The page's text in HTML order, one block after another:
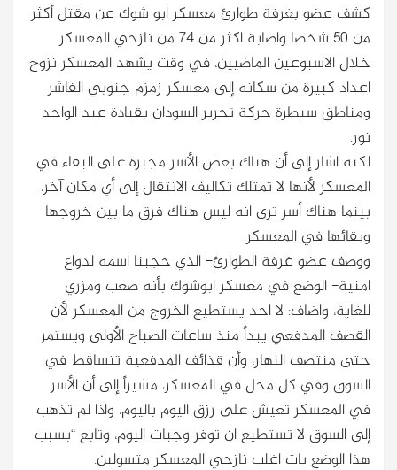
كشف عضو بغرفة طوارئ معسكر ابو شوك عن مقتل أكثر
من 50 شخصا واصابة اكثر من 74 من نازحي المعسكر
خلال الاسبوعين الماضيين، في وقت يشهد المعسكر نزوح
اعداد كبيرة من سكانه إلى معسكر زمزم جنوبي الفاشر
ومناطق سيطرة حركة تحرير السودان بقيادة عبد الواحد
نور.
لكنه اشار إلى أن هناك بعض الأسر مجبرة على البقاء في
المعسكر لأنها لا تمتلك تكاليف الانتقال إلى أي مكان آخر،
بينما هناك أسر ترى انه ليس هناك فرق ما بين خروجها
وبقائها في المعسكر.
ووصف عضو غرفة الطوارئ- الذي حجبنا اسمه لدواع
امنية- الوضع في معسكر ابوشوك بأنه صعب ومزري
للغاية، واضاف: لا احد يستطيع الخروج من المعسكر لأن
القصف المدفعي يبدأ منذ ساعات الصباح الأولى ويستمر
حتى منتصف النهار، وأن قذائف المدفعية تتساقط في
السوق وفي كل محل في المعسكر، مشيراً إلى أن الأسر
في المعسكر تعيش على رزق اليوم باليوم، واذا لم تذهب
إلى السوق لا تستطيع ان توفر وجبات اليوم، وتابع “بسبب
هذا الوضع بات اغلب نازحي المعسكر متسولين.